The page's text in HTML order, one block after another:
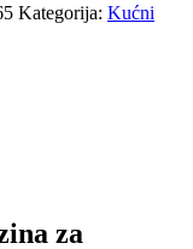
Kategorija: Kućni
za